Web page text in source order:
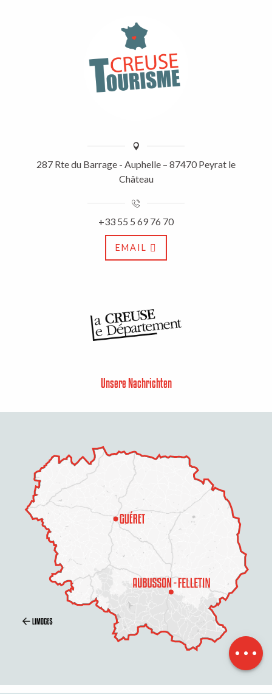
Beschreibung
Öffnungen
287 Rte du Barrage - Auphelle – 87470 Peyrat le
Château
+33 55 5 69 76 70
EMAIL
Unsere Nachrichten